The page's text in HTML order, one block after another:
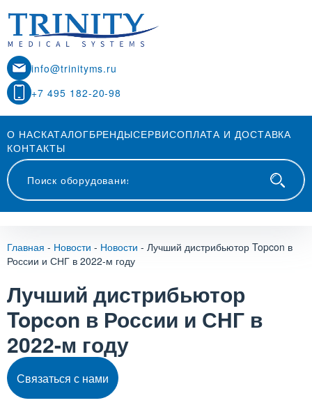
info@trinityms.ru
+7 495 182-20-98
О НАСКАТАЛОГБРЕНДЫСЕРВИСОПЛАТА И ДОСТАВКА
КОНТАКТЫ
Главная - Новости - Новости - Лучший дистрибьютор Topcon в
России и СНГ в 2022-м году
Лучший дистрибьютор
Topcon в России и СНГ в
2022-м году
Связаться с нами